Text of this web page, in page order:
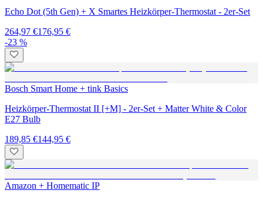
Echo Dot (5th Gen) + X Smartes Heizkörper-Thermostat - 2er-Set
264,97 €176,95 €
-23 %
Bosch Smart Home + tink Basics
Heizkörper-Thermostat II [+M] - 2er-Set + Matter White & Color
E27 Bulb
189,85 €144,95 €
Amazon + Homematic IP